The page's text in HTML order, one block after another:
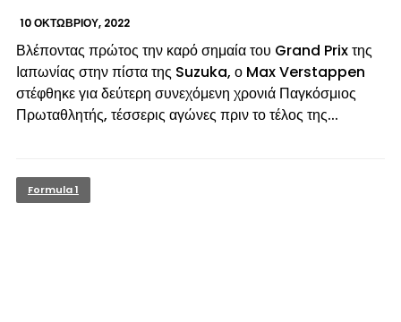
10 ΟΚΤΩΒΡΊΟΥ, 2022
Βλέποντας πρώτος την καρό σημαία του Grand Prix της
Ιαπωνίας στην πίστα της Suzuka, ο Max Verstappen
στέφθηκε για δεύτερη συνεχόμενη χρονιά Παγκόσμιος
Πρωταθλητής, τέσσερις αγώνες πριν το τέλος της...
Formula 1